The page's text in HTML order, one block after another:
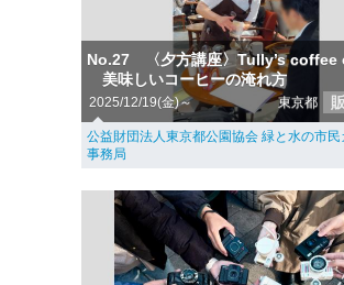
No.27 〈夕方講座〉Tully’s coffee
美味しいコーヒーの淹れ方
2025/12/19(金)～ 東京都
公益財団法人東京都公園協会 緑と水の市民
事務局